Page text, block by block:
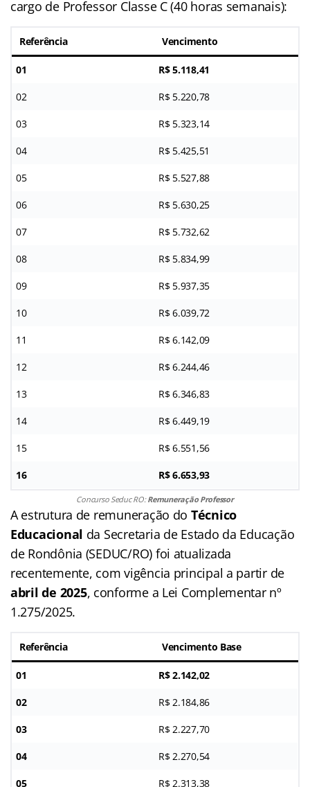
cargo de Professor Classe C (40 horas semanais):
Referência Vencimento
01 R$ 5.118,41
02 R$ 5.220,78
03 R$ 5.323,14
04 R$ 5.425,51
05 R$ 5.527,88
06 R$ 5.630,25
07 R$ 5.732,62
08 R$ 5.834,99
09 R$ 5.937,35
10 R$ 6.039,72
11 R$ 6.142,09
12 R$ 6.244,46
13 R$ 6.346,83
14 R$ 6.449,19
15 R$ 6.551,56
16 R$ 6.653,93
Concurso Seduc RO:Remuneração Professor
A estrutura de remuneração do Técnico
Educacional da Secretaria de Estado da Educação
de Rondônia (SEDUC/RO) foi atualizada
recentemente, com vigência principal a partir de
abril de 2025, conforme a Lei Complementar nº
1.275/2025.
Referência Vencimento Base
01 R$ 2.142,02
02 R$ 2.184,86
03 R$ 2.227,70
04 R$ 2.270,54
05 R$ 2.313,38